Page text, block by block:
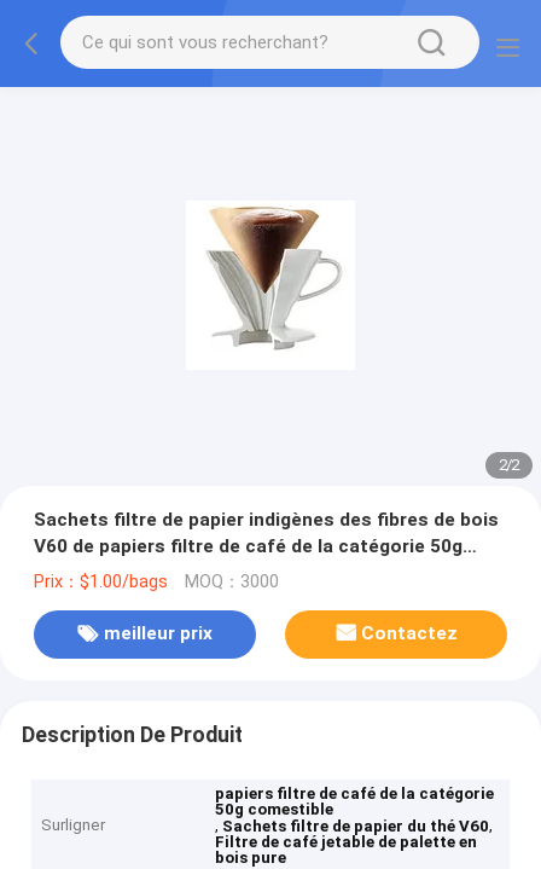
2/2
Sachets filtre de papier indigènes des fibres de bois
V60 de papiers filtre de café de la catégorie 50g
comestible
Prix：$1.00/bags MOQ：3000
meilleur prix Contactez
Description De Produit
Surligner
papiers filtre de café de la catégorie
50g comestible
, Sachets filtre de papier du thé V60,
Filtre de café jetable de palette en
bois pure